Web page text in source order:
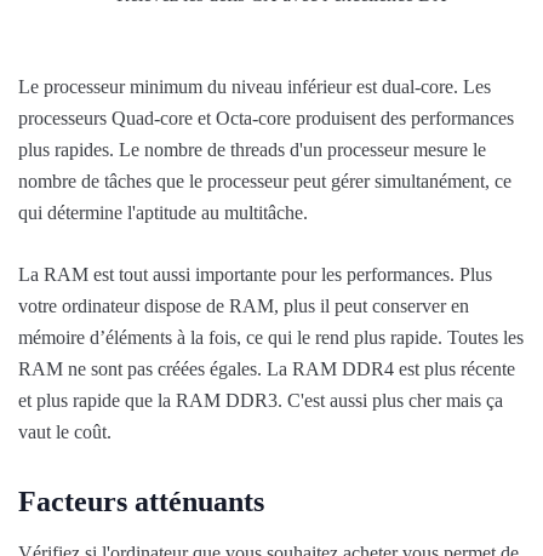
Le processeur minimum du niveau inférieur est dual-core. Les
processeurs Quad-core et Octa-core produisent des performances
plus rapides. Le nombre de threads d'un processeur mesure le
nombre de tâches que le processeur peut gérer simultanément, ce
qui détermine l'aptitude au multitâche.
La RAM est tout aussi importante pour les performances. Plus
votre ordinateur dispose de RAM, plus il peut conserver en
mémoire d’éléments à la fois, ce qui le rend plus rapide. Toutes les
RAM ne sont pas créées égales. La RAM DDR4 est plus récente
et plus rapide que la RAM DDR3. C'est aussi plus cher mais ça
vaut le coût.
Facteurs atténuants